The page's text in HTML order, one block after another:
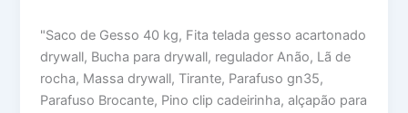
"Saco de Gesso 40 kg, Fita telada gesso acartonado
drywall, Bucha para drywall, regulador Anão, Lã de
rocha, Massa drywall, Tirante, Parafuso gn35,
Parafuso Brocante, Pino clip cadeirinha, alçapão para